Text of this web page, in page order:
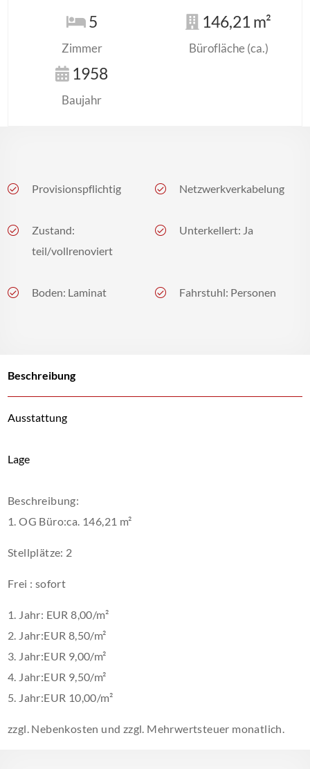
5
Zimmer
146,21 m²
Bürofläche (ca.)
1958
Baujahr
Provisionspflichtig Netzwerkverkabelung
Zustand:
teil/vollrenoviert
Unterkellert: Ja
Boden: Laminat Fahrstuhl: Personen
Beschreibung
Ausstattung
Lage
Beschreibung:
1. OG Büro:ca. 146,21 m²
Stellplätze: 2
Frei : sofort
1. Jahr: EUR 8,00/m²
2. Jahr:EUR 8,50/m²
3. Jahr:EUR 9,00/m²
4. Jahr:EUR 9,50/m²
5. Jahr:EUR 10,00/m²
zzgl. Nebenkosten und zzgl. Mehrwertsteuer monatlich.